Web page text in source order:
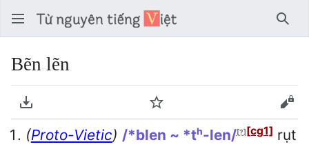
Tìm
Bẽn lẽn
Tải về PDF Theo dõi
(Proto-Vietic) /*blen ~ *tʰ-len/[?] [cg1] rụt